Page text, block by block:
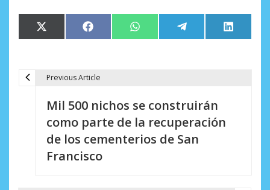
Compartir
en
X
(Twitter)
Compartir
en
Facebook Compartir
en
WhatsApp Compartir
en
Telegram
en
LinkedIn
Previous Article
Mil 500 nichos se construirán
como parte de la recuperación
de los cementerios de San
Francisco